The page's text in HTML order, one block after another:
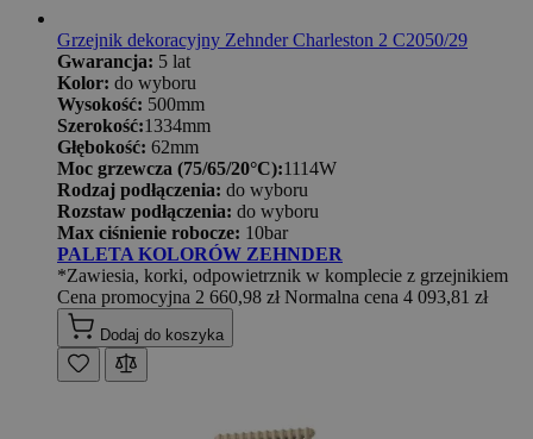
Grzejnik dekoracyjny Zehnder Charleston 2 C2050/29
Gwarancja: 5 lat
Kolor: do wyboru
Wysokość: 500mm
Szerokość:1334mm
Głębokość: 62mm
Moc grzewcza (75/65/20°C):1114W
Rodzaj podłączenia: do wyboru
Rozstaw podłączenia: do wyboru
Max ciśnienie robocze: 10bar
PALETA KOLORÓW ZEHNDER
*Zawiesia, korki, odpowietrznik w komplecie z grzejnikiem
Cena promocyjna 2 660,98 zł Normalna cena 4 093,81 zł
Dodaj do koszyka